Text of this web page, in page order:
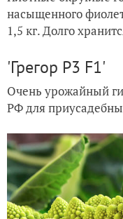
насыщенного
1,5 кг. Долго
'Грегор P3 F1'
Очень урожайный
РФ для